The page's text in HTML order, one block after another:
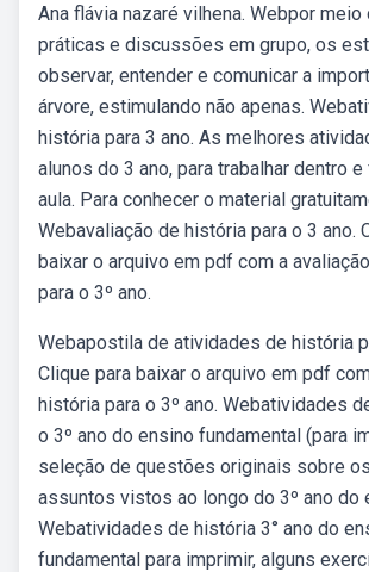
Ana flávia nazaré vilhena. Webpor
práticas e discussões em grupo, os
observar, entender e comunicar a
árvore, estimulando não apenas.
história para 3 ano. As melhores
alunos do 3 ano, para trabalhar dentro
aula. Para conhecer o material
Webavaliação de história para o 3 ano.
baixar o arquivo em pdf com a
para o 3º ano.
Webapostila de atividades de história
Clique para baixar o arquivo em pdf
história para o 3º ano. Webatividades
o 3º ano do ensino fundamental (para
seleção de questões originais sobre
assuntos vistos ao longo do 3º ano do
Webatividades de história 3° ano do
fundamental para imprimir, alguns